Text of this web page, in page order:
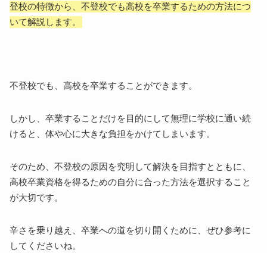
登校の特徴から、不登校でも高校を卒業するための方法につ
いて解説します。
不登校でも、高校を卒業することができます。
しかし、卒業することだけを目的にして無理に学校に通い続
けると、体や心に大きな負担をかけてしまいます。
そのため、不登校の原因を究明して解決を目指すとともに、
高校卒業資格を得るための自分に合った方法を選択すること
が大切です。
辛さを乗り越え、卒業への道を切り開くために、ぜひ参考に
してくださいね。